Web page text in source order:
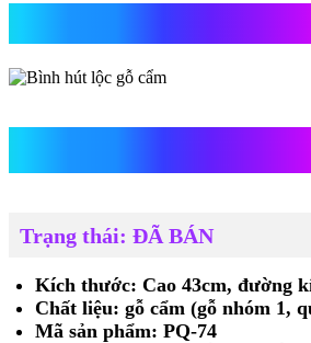
Trạng thái: ĐÃ BÁN
Kích thước: Cao 43cm, đường
Chất liệu: gỗ cẩm (gỗ nhóm 1,
Mã sản phẩm: PQ-74